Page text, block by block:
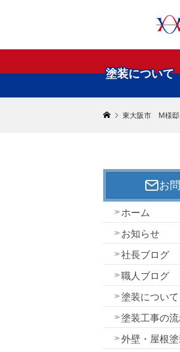
塗装について
東大阪市 M様邸
お
ホーム
お知らせ
社長ブログ
職人ブログ
塗装について
塗装工事の
外壁・屋根